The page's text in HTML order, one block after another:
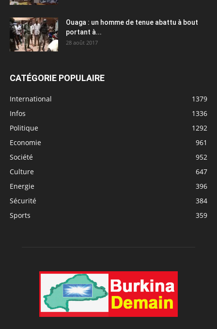
Ouaga : un homme de tenue abattu à bout
portant à...
28 août 2017
CATÉGORIE POPULAIRE
International
1379
Infos
1336
Politique
1292
Economie
961
Société
952
Culture
647
Energie
396
Sécurité
384
Sports
359